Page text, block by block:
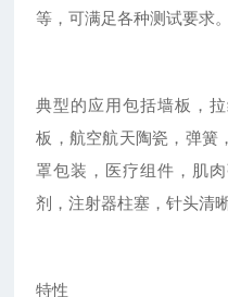
等，可满足各种测试要求。
典型的应用包括墙板，
板，航空航天陶瓷，弹簧
罩包装，医疗组件，肌
剂，注射器柱塞，针头清
特性